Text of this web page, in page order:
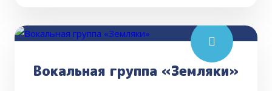
Вокальная группа «Земляки»